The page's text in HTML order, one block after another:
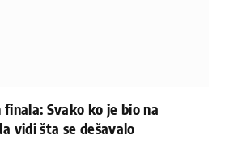
Svako ko je bio na
vidi šta se dešavalo